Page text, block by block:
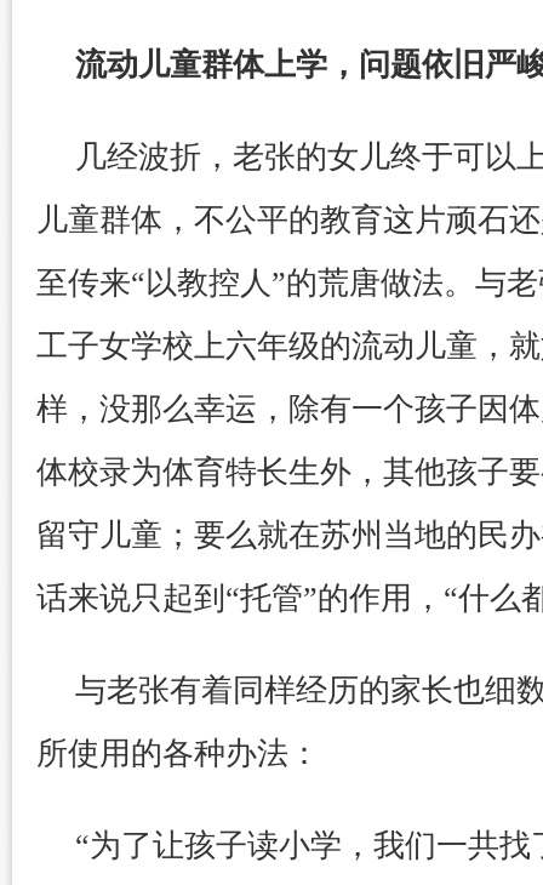
流动儿童群体上学，问题依旧严
几经波折，老张的女儿终于可以
儿童群体，不公平的教育这片顽石
至传来“以教控人”的荒唐做法。与
工子女学校上六年级的流动儿童，
样，没那么幸运，除有一个孩子因
体校录为体育特长生外，其他孩子
留守儿童；要么就在苏州当地的民
话来说只起到“托管”的作用，“什么
与老张有着同样经历的家长也细
所使用的各种办法：
“为了让孩子读小学，我们一共